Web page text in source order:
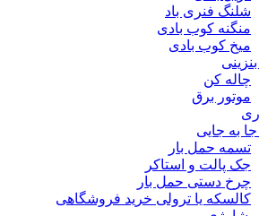
شلنگ فنری باد
منگنه کوب بادی
میخ کوب بادی
بنزینی
چاله کن
موتور برق
جا به جایی
تسمه حمل بار
جک پالت و استاکر
چرخ دستی حمل بار
کالسکه یا ترولی خرید فروشگاهی